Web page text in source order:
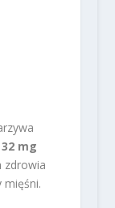
32 mg
zdrowia
mięśni.